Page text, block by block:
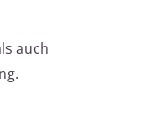
auch